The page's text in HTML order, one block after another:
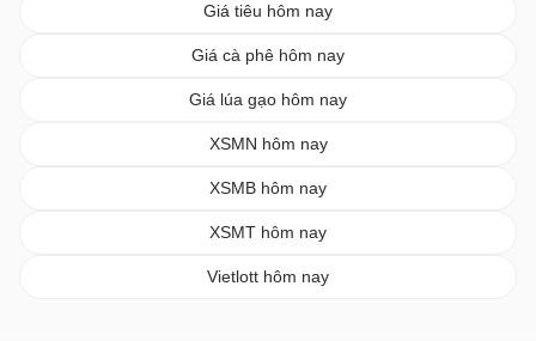
Giá tiêu hôm nay
Giá cà phê hôm nay
Giá lúa gạo hôm nay
XSMN hôm nay
XSMB hôm nay
XSMT hôm nay
Vietlott hôm nay